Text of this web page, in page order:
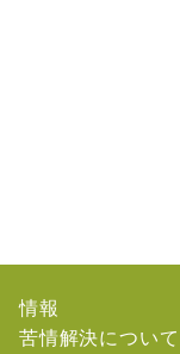
情報
苦情解決について